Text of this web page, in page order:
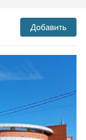
Добавить